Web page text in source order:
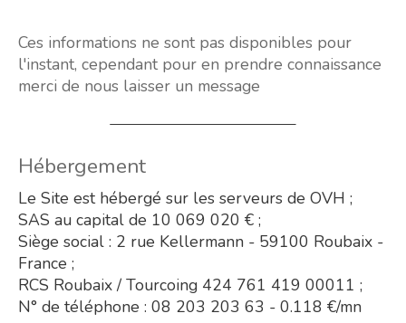
Ces informations ne sont pas disponibles pour
l'instant, cependant pour en prendre connaissance
merci de nous laisser un message
Hébergement
Le Site est hébergé sur les serveurs de OVH ;
SAS au capital de 10 069 020 € ;
Siège social : 2 rue Kellermann - 59100 Roubaix -
France ;
RCS Roubaix / Tourcoing 424 761 419 00011 ;
N° de téléphone : 08 203 203 63 - 0.118 €/mn